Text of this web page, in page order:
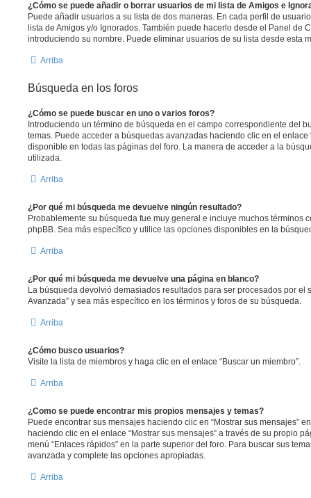
¿Cómo se puede añadir o borrar usuarios de mi lista de Amigos e
Puede añadir usuarios a su lista de dos maneras. En cada perfil de
lista de Amigos y/o Ignorados. También puede hacerlo desde el Panel de
introduciendo su nombre. Puede eliminar usuarios de su lista desde esta
Arriba
Búsqueda en los foros
¿Cómo se puede buscar en uno o varios foros?
Introduciendo un término de búsqueda en el campo correspondiente del
temas. Puede acceder a búsquedas avanzadas haciendo clic en el enlace
disponible en todas las páginas del foro. La manera de acceder a la
utilizada.
Arriba
¿Por qué mi búsqueda me devuelve ningún resultado?
Probablemente su búsqueda fue muy general e incluye muchos términos
phpBB. Sea más específico y utilice las opciones disponibles en la
Arriba
¿Por qué mi búsqueda me devuelve una página en blanco?
La búsqueda devolvió demasiados resultados para ser procesados por el
Avanzada” y sea más específico en los términos y foros de su búsqueda.
Arriba
¿Cómo busco usuarios?
Visite la lista de miembros y haga clic en el enlace “Buscar un miembro”.
Arriba
¿Como se puede encontrar mis propios mensajes y temas?
Puede encontrar sus mensajes haciendo clic en “Mostrar sus mensajes”
haciendo clic en el enlace “Mostrar sus mensajes” a través de su propio
menú “Enlaces rápidos” en la parte superior del foro. Para buscar sus
avanzada y complete las opciones apropiadas.
Arriba